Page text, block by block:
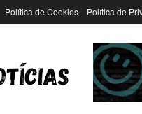
Política de Cookies Política de